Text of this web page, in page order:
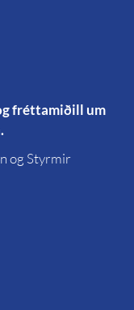
fréttamiðill um
og Styrmir